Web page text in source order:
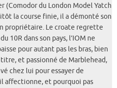
(Comodor du London Model Yatch
la course finie, il a démonté son
propriétaire. Le croate regrette
10R dans son pays, l’IOM ne
pour autant pas les bras, bien
et passionné de Marblehead,
chez lui pour essayer de
affectionne, et pourquoi pas